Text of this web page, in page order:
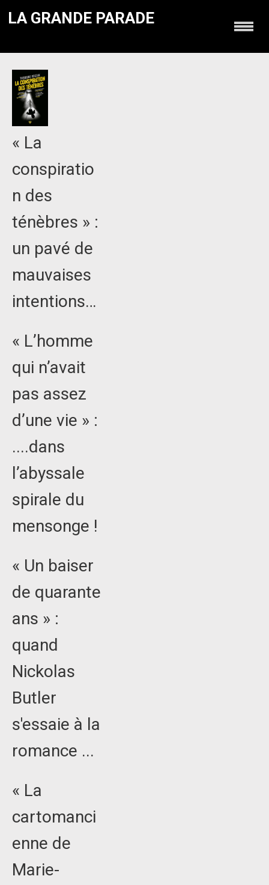
LA GRANDE PARADE
« La
conspiratio
n des
ténèbres » :
un pavé de
mauvaises
intentions…
« L’homme
qui n’avait
pas assez
d’une vie » :
....dans
l’abyssale
spirale du
mensonge !
« Un baiser
de quarante
ans » :
quand
Nickolas
Butler
s'essaie à la
romance ...
« La
cartomanci
enne de
Marie-